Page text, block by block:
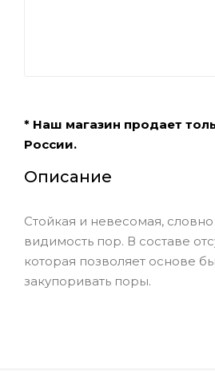
* Наш магазин продает
России.
Описание
Стойкая и невесомая,
видимость пор. В составе
которая позволяет основе
закупоривать поры.